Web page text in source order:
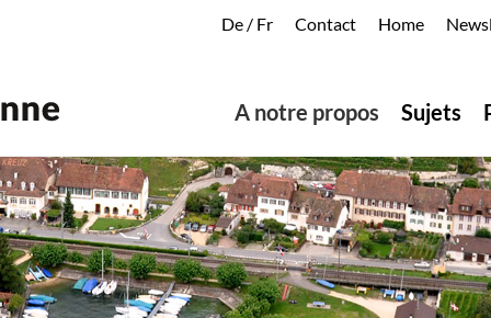
De / Fr Contact Home
A notre propos Sujets